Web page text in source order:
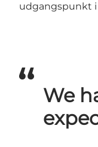
udgangspunkt
We